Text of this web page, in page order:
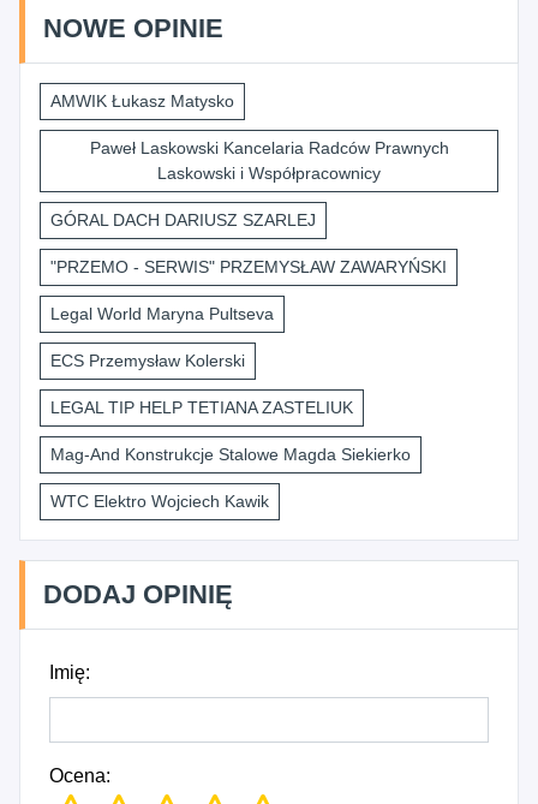
NOWE OPINIE
AMWIK Łukasz Matysko
Paweł Laskowski Kancelaria Radców Prawnych
Laskowski i Współpracownicy
GÓRAL DACH DARIUSZ SZARLEJ
"PRZEMO - SERWIS" PRZEMYSŁAW ZAWARYŃSKI
Legal World Maryna Pultseva
ECS Przemysław Kolerski
LEGAL TIP HELP TETIANA ZASTELIUK
Mag-And Konstrukcje Stalowe Magda Siekierko
WTC Elektro Wojciech Kawik
DODAJ OPINIĘ
Imię:
Ocena: